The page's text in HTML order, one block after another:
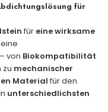
für
für eine wirksame
– von Biokompatibilität
zu mechanischer
Material für den
unterschiedlichsten